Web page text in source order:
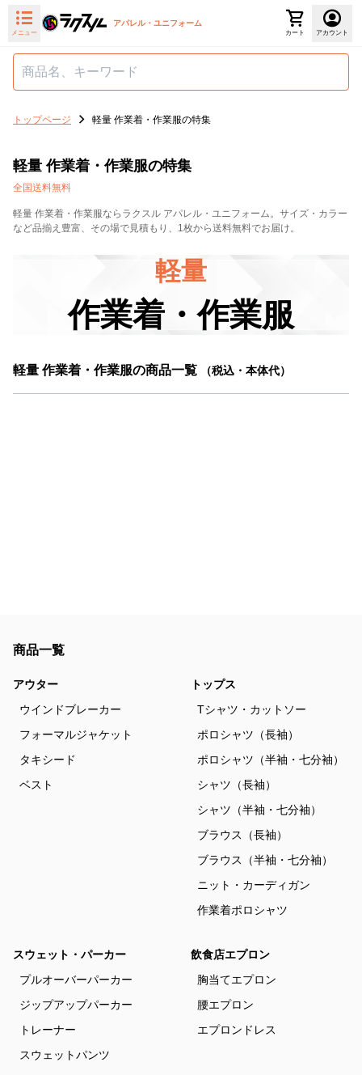
メニュー
アパレル・ユニフォーム
カート アカウント
トップページ 軽量 作業着・作業服の特集
軽量 作業着・作業服の特集
全国送料無料
軽量 作業着・作業服ならラクスル アパレル・ユニフォーム。サイズ・カラー
など品揃え豊富、その場で見積もり、1枚から送料無料でお届け。
軽量
作業着・作業服
軽量 作業着・作業服の商品一覧 （税込・本体代）
商品一覧
アウター
ウインドブレーカー
フォーマルジャケット
タキシード
ベスト
トップス
Tシャツ・カットソー
ポロシャツ（長袖）
ポロシャツ（半袖・七分袖）
シャツ（長袖）
シャツ（半袖・七分袖）
ブラウス（長袖）
ブラウス（半袖・七分袖）
ニット・カーディガン
作業着ポロシャツ
スウェット・パーカー
プルオーバーパーカー
ジップアップパーカー
トレーナー
スウェットパンツ
飲食店エプロン
胸当てエプロン
腰エプロン
エプロンドレス